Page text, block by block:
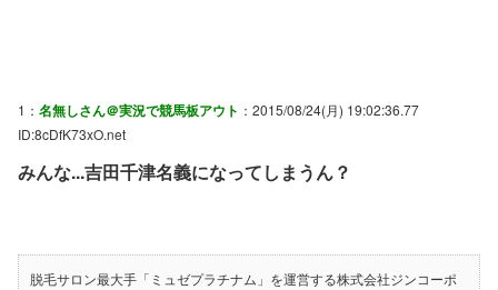
1： 名無しさん＠実況で競馬板アウト ：2015/08/24(月) 19:02:36.77
ID:8cDfK73xO.net
みんな...吉田千津名義になってしまうん？
脱毛サロン最大手「ミュゼプラチナム」を運営する株式会社ジンコーポ